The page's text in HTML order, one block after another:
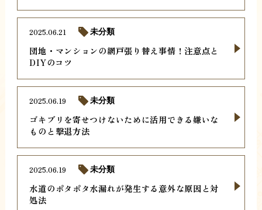
団地・マンションの網戸張り替え事情！注意点と
DIYのコツ
2025.06.21 未分類
ゴキブリを寄せつけないために活用できる嫌いな
ものと撃退方法
2025.06.19 未分類
水道のポタポタ水漏れが発生する意外な原因と対
処法
2025.06.19 未分類